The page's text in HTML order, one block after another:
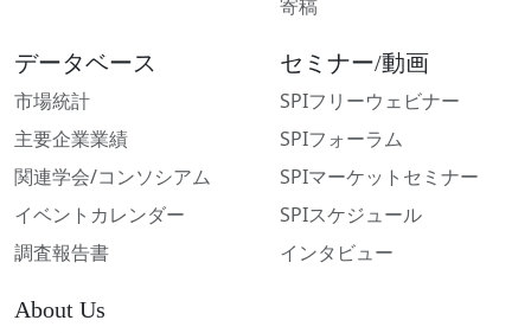
寄稿
データベース
市場統計
主要企業業績
関連学会/コンソシアム
イベントカレンダー
調査報告書
セミナー/動画
SPIフリーウェビナー
SPIフォーラム
SPIマーケットセミナー
SPIスケジュール
インタビュー
About Us